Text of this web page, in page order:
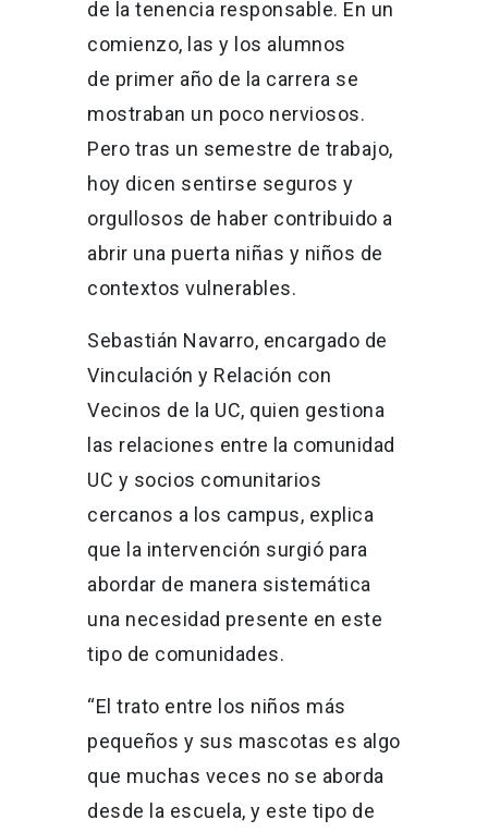
de la tenencia responsable. En un
comienzo, las y los alumnos
de primer año de la carrera se
mostraban un poco nerviosos.
Pero tras un semestre de trabajo,
hoy dicen sentirse seguros y
orgullosos de haber contribuido a
abrir una puerta niñas y niños de
contextos vulnerables.
Sebastián Navarro, encargado de
Vinculación y Relación con
Vecinos de la UC, quien gestiona
las relaciones entre la comunidad
UC y socios comunitarios
cercanos a los campus, explica
que la intervención surgió para
abordar de manera sistemática
una necesidad presente en este
tipo de comunidades.
“El trato entre los niños más
pequeños y sus mascotas es algo
que muchas veces no se aborda
desde la escuela, y este tipo de